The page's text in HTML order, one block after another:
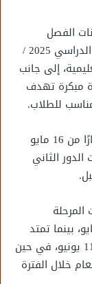
الفصل
الدراسي الثاني (دور مايو) والدور الثاني للعام الدراسي 2025 /
إلى جانب
مبكرة تهدف
للطلاب.
ومن المقرر أن تنطلق امتحانات الدور الأول اعتبارًا من 16 مايو
امتحانات الدور الثاني
ستُعقد خلال الفترة من 16 إلى 20 مايو، بينما تمتد
امتحانات المرحلة الإعدادية من 16 مايو وحتى 11 يونيو، في حين
خلال الفترة